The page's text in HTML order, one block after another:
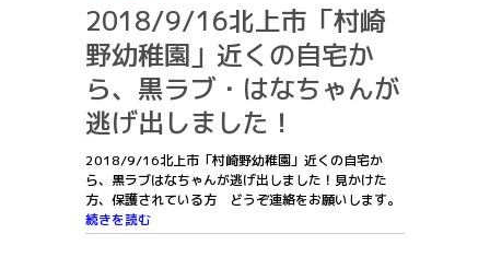
2018/9/16北上市「村崎
野幼稚園」近くの自宅か
ら、黒ラブ・はなちゃんが
逃げ出しました！
2018/9/16北上市「村崎野幼稚園」近くの自宅か
ら、黒ラブはなちゃんが逃げ出しました！見かけた
方、保護されている方 どうぞ連絡をお願いします。
続きを読む